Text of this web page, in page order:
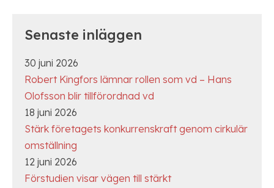
Senaste inläggen
30 juni 2026
Robert Kingfors lämnar rollen som vd – Hans
Olofsson blir tillförordnad vd
18 juni 2026
Stärk företagets konkurrenskraft genom cirkulär
omställning
12 juni 2026
Förstudien visar vägen till stärkt